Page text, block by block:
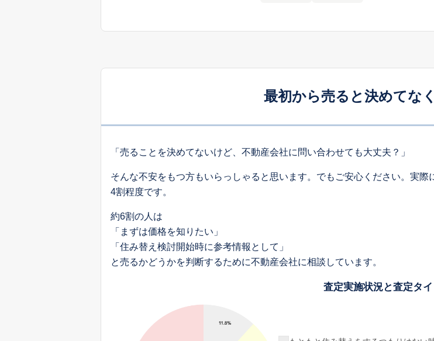
最初から売ると決めてな
「売ることを決めてないけど、不動産会社に問い合わせても大丈夫？」
そんな不安をもつ方もいらっしゃると思います。でもご安心ください。実
4割程度です。
約6割の人は
「まずは価格を知りたい」
「住み替え検討開始時に参考情報として」
と売るかどうかを判断するために不動産会社に相談しています。
査定実施状況と査定タ